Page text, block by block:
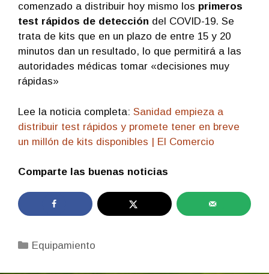
comenzado a distribuir hoy mismo los primeros
test rápidos de detección del COVID-19. Se
trata de kits que en un plazo de entre 15 y 20
minutos dan un resultado, lo que permitirá a las
autoridades médicas tomar «decisiones muy
rápidas»
Lee la noticia completa: Sanidad empieza a
distribuir test rápidos y promete tener en breve
un millón de kits disponibles | El Comercio
Comparte las buenas noticias
Categorías
Equipamiento